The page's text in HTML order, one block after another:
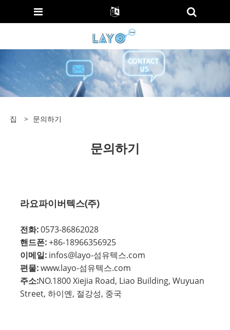
집 > 문의하기
문의하기
라요파이버텍스(주)
전화: 0573-86862028
핸드폰: +86-18966356925
이메일: infos@layo-섬유텍스.com
편물: www.layo-섬유텍스.com
주소:NO.1800 Xiejia Road, Liao Building, Wuyuan
Street, 하이옌, 절강성, 중국